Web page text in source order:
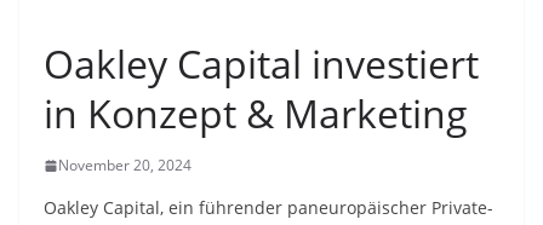
Oakley Capital investiert
in Konzept & Marketing
November 20, 2024
Oakley Capital, ein führender paneuropäischer Private-